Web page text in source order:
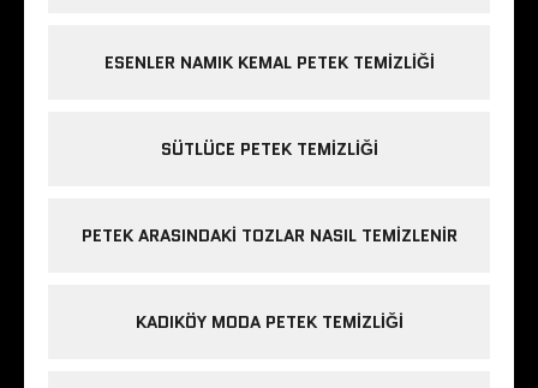
ESENLER NAMIK KEMAL PETEK TEMIZLIĞI
SÜTLÜCE PETEK TEMIZLIĞI
PETEK ARASINDAKI TOZLAR NASIL TEMIZLENIR
KADIKÖY MODA PETEK TEMIZLIĞI